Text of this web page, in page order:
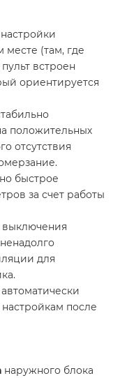
(там, где
встроен
ориентируется
положительных
отсутствия
быстрое
за счет работы
выключения
для
после
наружного блока